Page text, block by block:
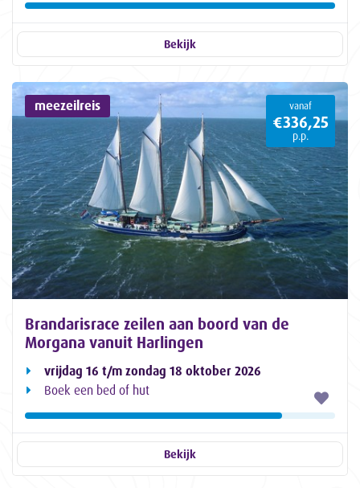
Bekijk
meezeilreis vanaf
€336,25
p.p.
Brandarisrace zeilen aan boord van de
Morgana vanuit Harlingen
vrijdag 16 t/m zondag 18 oktober 2026
Boek een bed of hut
Bekijk